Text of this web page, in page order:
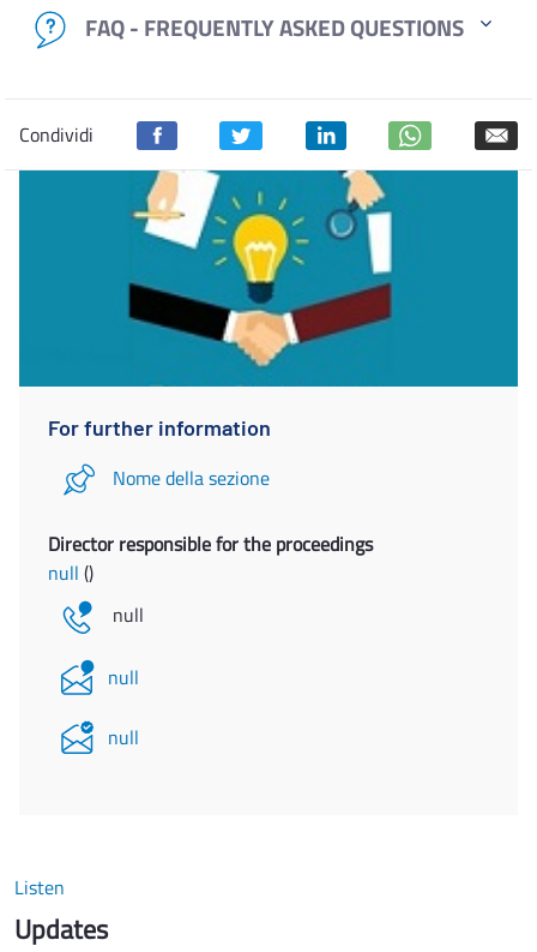
FAQ - FREQUENTLY ASKED QUESTIONS
Condividi
For further information
Nome della sezione
Director responsible for the proceedings
null ()
null
null
null
Listen
Updates